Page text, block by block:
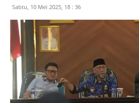
Sabtu, 10 Mei 2025, 18 : 36